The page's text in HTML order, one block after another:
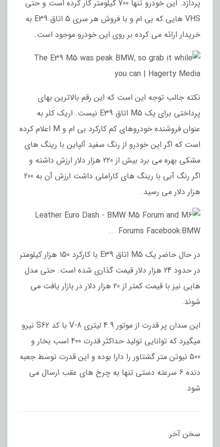
پردازد. این خودرو تنها 700 کیلومتر کار کرده است و حتی
VHS هایی که بی ام و با فروش هر سری 5 اتاق E39 به
خریدار ارائه می کرده بر روی این خودرو موجود است.
نکته جالب توجه این است که این رقم بالاترین بهای
پرداختی برای یک M5 اتاق E39 نیست. اریک کلر به
عنوان فروشنده خودروهای کم کارکرد بی ام و M اعلام کرده
است که اگر این خودرو از رنگ سفید آلپاین با رینگ های
مشکی بهره می برد بیش از 220 هزار دلار ارزش داشته و
اگر رنگ آبی با رینگ های کاراملی داشت ارزش آن به 200
هزار دلار می رسید.
در حال حاضر یک M5 اتاق E39 با کارکرد 150 هزار کیلومتر
در حدود 24 هزار دلار قیمت گذاری شده است. حتی مدل
هایی نیز با قیمت کمتر از 20 هزار دلار در بازار یافت می
شوند.
این سدان پر قدرت از موتور 4.9 لیتری V-8 با کد S62 نیرو
میگیرد که توانایی تولید حداکثر قدرت 400 اسب بخار و
500 نیوتن متر گشتاور را دارا بوده و این قدرت توسط جعبه
دنده 6 سرعته دستی تنها به چرخ های عقب ارسال می
شود.
سخن آخر: